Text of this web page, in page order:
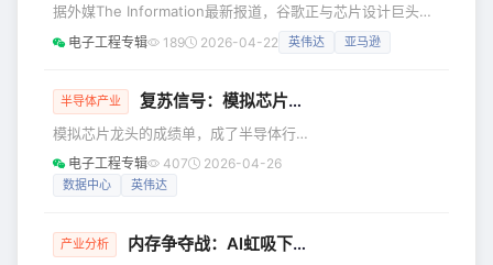
强，再通过NVLink、InfiniBand、以太
网、交换机、液冷系统和软件栈，把成
体系极其强大
据外媒The Information最新报道，谷歌正与芯片设计巨头
Marvell Technology展开深度合作洽谈，计划共同开发两款
根据报道，谷歌与Marvell洽谈的两款芯片分别为内存处理单
成MPU的设计并启动试产，谷
电子工程专辑 189 2026-04-22 英伟达 亚马逊
半导体产业 复苏信号：模拟芯片一哥暴涨近20%，创25年纪录
模拟芯片龙头的成绩单，成了半导体行
业复苏的最强信号。 4月23日，德州仪
器（TXN）公布2026年第一季度财报，
9%；每股收益（EPS）为1.68美元（含
电子工程专辑 407 2026-04-26
数据中心 英伟达
产业分析 内存争夺战：AI虹吸下的供应危机